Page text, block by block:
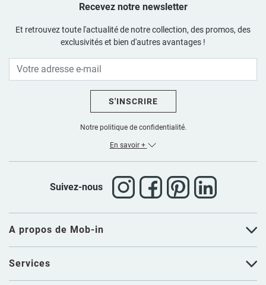
A propos de Mob-in
Services
Recevez notre newsletter
Et retrouvez toute l'actualité de notre collection, des promos, des
exclusivités et bien d'autres avantages !
S'INSCRIRE
Notre politique de confidentialité.
En savoir +
Suivez-nous